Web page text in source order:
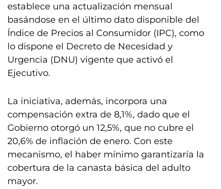
establece una actualización mensual
basándose en el último dato disponible del
Índice de Precios al Consumidor (IPC), como
lo dispone el Decreto de Necesidad y
Urgencia (DNU) vigente que activó el
Ejecutivo.
La iniciativa, además, incorpora una
compensación extra de 8,1%, dado que el
Gobierno otorgó un 12,5%, que no cubre el
20,6% de inflación de enero. Con este
mecanismo, el haber mínimo garantizaría la
cobertura de la canasta básica del adulto
mayor.